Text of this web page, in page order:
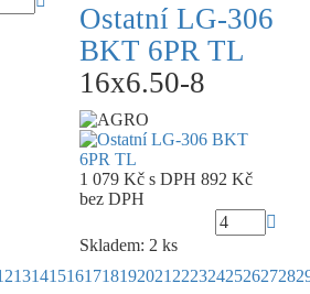
Ostatní LG-306
BKT 6PR TL
16x6.50-8
1 079 Kč s DPH 892 Kč
bez DPH
Skladem: 2 ks
131415161718192021 22232425262728